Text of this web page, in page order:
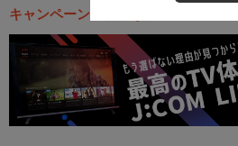
キャンペーン・お得な情報